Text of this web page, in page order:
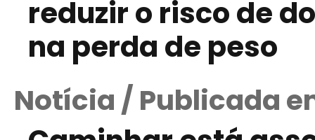
reduzir o risco de
na perda de peso
Notícia / Publicada